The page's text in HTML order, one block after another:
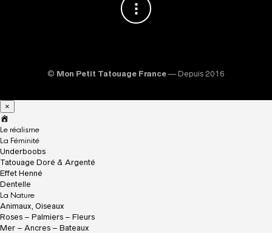
© Mon Petit Tatouage France — Depuis 2016
×
c
c
u
e
i
l
Le réalisme
La Féminité
Underboobs
Tatouage Doré & Argenté
Effet Henné
Dentelle
La Nature
Animaux, Oiseaux
Roses – Palmiers – Fleurs
Mer – Ancres – Bateaux